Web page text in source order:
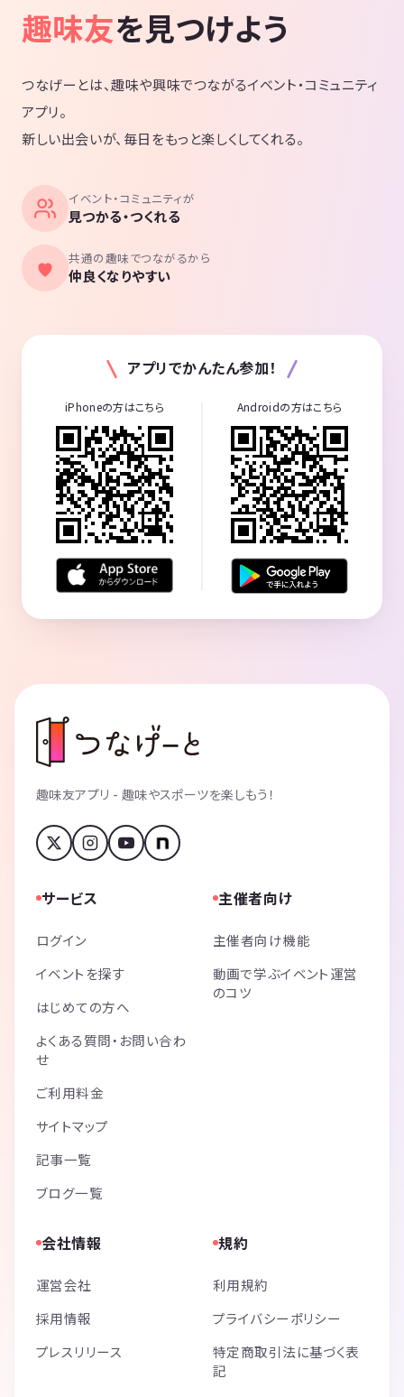
趣味友を見つけよう
つなげーとは、趣味や興味でつながるイベント・コミュニティ
アプリ。
新しい出会いが、毎日をもっと楽しくしてくれる。
イベント・コミュニティが
見つかる・つくれる
共通の趣味でつながるから
仲良くなりやすい
アプリでかんたん参加！
iPhoneの方はこちら Androidの方はこちら
趣味友アプリ - 趣味やスポーツを楽しもう！
サービス
ログイン
イベントを探す
はじめての方へ
よくある質問・お問い合わ
せ
ご利用料金
サイトマップ
記事一覧
ブログ一覧
主催者向け
主催者向け機能
動画で学ぶイベント運営
のコツ
会社情報
運営会社
採用情報
プレスリリース
規約
利用規約
プライバシーポリシー
特定商取引法に基づく表
記